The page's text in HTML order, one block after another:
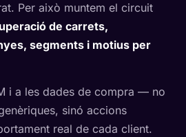
Per això muntem el circuit
de carrets,
segments i motius per
i a les dades de compra — no
sinó accions
real de cada client.